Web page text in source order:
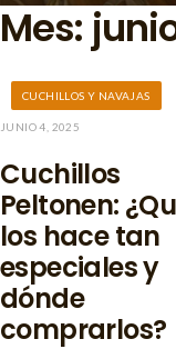
Mes:
CUCHILLOS Y NAVAJAS
JUNIO 4, 2025
Cuchillos
Peltonen:
los hace tan
especiales y
dónde
comprarlos?